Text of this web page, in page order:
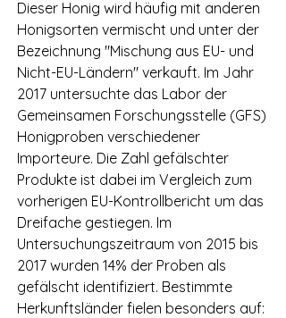
Dieser Honig wird häufig mit anderen
Honigsorten vermischt und unter der
Bezeichnung "Mischung aus EU- und
Nicht-EU-Ländern" verkauft. Im Jahr
2017 untersuchte das Labor der
Gemeinsamen Forschungsstelle (GFS)
Honigproben verschiedener
Importeure. Die Zahl gefälschter
Produkte ist dabei im Vergleich zum
vorherigen EU-Kontrollbericht um das
Dreifache gestiegen. Im
Untersuchungszeitraum von 2015 bis
2017 wurden 14% der Proben als
gefälscht identifiziert. Bestimmte
Herkunftsländer fielen besonders auf: